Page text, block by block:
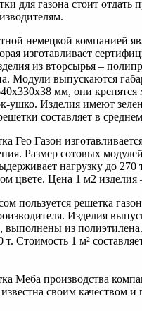
для газона стоит отдать
немецкой компанией
изготавливает
из вторсырья –
Модули выпускаются
мм, они крепятся
ушко. Изделия имеют
составляет в
Гео Газон
Размер сотовых
нагрузку до 270
цвете. Цена 1 м2 изделия
пользуется решетка
Изделия
выполнены из
т. Стоимость 1 м²
Меба производства
своим качеством и